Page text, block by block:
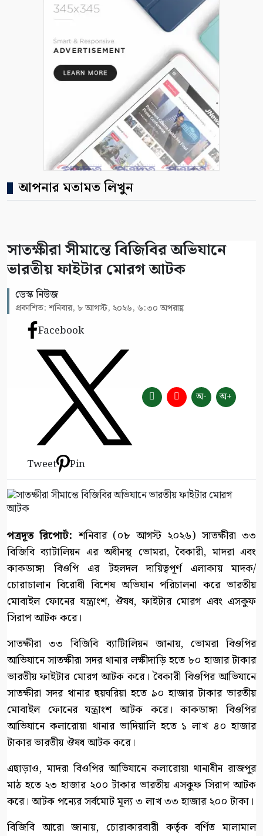
আপনার মতামত লিখুন
সাতক্ষীরা সীমান্তে বিজিবির অভিযানে
ভারতীয় ফাইটার মোরগ আটক
ডেস্ক নিউজ
প্রকাশিত: শনিবার, ৮ আগস্ট, ২০২৬, ৬:৩০ অপরাহ্ণ
Facebook
Tweet Pin
অ- অ+
পত্রদূত রিপোর্ট: শনিবার (০৮ আগস্ট ২০২৬) সাতক্ষীরা ৩৩
বিজিবি ব্যাটালিয়ন এর অধীনস্থ ভোমরা, বৈকারী, মাদরা এবং
কাকডাঙ্গা বিওপি এর টহলদল দায়িত্বপূর্ণ এলাকায় মাদক/
চোরাচালান বিরোধী বিশেষ অভিযান পরিচালনা করে ভারতীয়
মোবাইল ফোনের যন্ত্রাংশ, ঔষধ, ফাইটার মোরগ এবং এসকুফ
সিরাপ আটক করে।
সাতক্ষীরা ৩৩ বিজিবি ব্যাটিালিয়ন জানায়, ভোমরা বিওপির
আভিযানে সাতক্ষীরা সদর থানার লক্ষীদাড়ি হতে ৮০ হাজার টাকার
ভারতীয় ফাইটার মোরগ আটক করে। বৈকারী বিওপির আভিযানে
সাতক্ষীরা সদর থানার ছয়ঘরিয়া হতে ৯০ হাজার টাকার ভারতীয়
মোবাইল ফোনের যন্ত্রাংশ আটক করে। কাকডাঙ্গা বিওপির
আভিযানে কলারোয়া থানার ভাদিয়ালি হতে ১ লাখ ৪০ হাজার
টাকার ভারতীয় ঔষধ আটক করে।
এছাড়াও, মাদরা বিওপির আভিযানে কলারোয়া থানাধীন রাজপুর
মাঠ হতে ২৩ হাজার ২০০ টাকার ভারতীয় এসকুফ সিরাপ আটক
করে। আটক পন্যের সর্বমোট মূল্য ৩ লাখ ৩৩ হাজার ২০০ টাকা।
বিজিবি আরো জানায়, চোরাকারবারী কর্তৃক বর্ণিত মালামাল